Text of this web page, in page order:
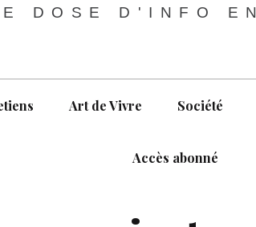
DOSE D'INFO
Art de Vivre Société
Accès abonné